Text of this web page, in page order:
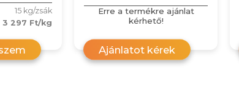
15 kg/zsák
3 297 Ft/kg
Erre a termékre ajánlat
kérhető!
Ajánlatot kérek